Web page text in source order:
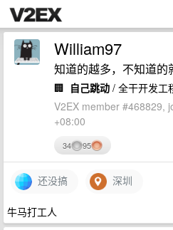
William97
知道的越多，不知道的
🏢 自己跳动 / 全干开发工
V2EX member #468829,
+08:00
34 95
还没搞 深圳
牛马打工人